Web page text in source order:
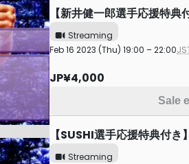
【新井健一郎選手応援特典
Streaming
Feb 16 2023 (Thu) 19:00 – 22:00
JP¥4,000
Sale
【SUSHI選手応援特典付き
Streaming